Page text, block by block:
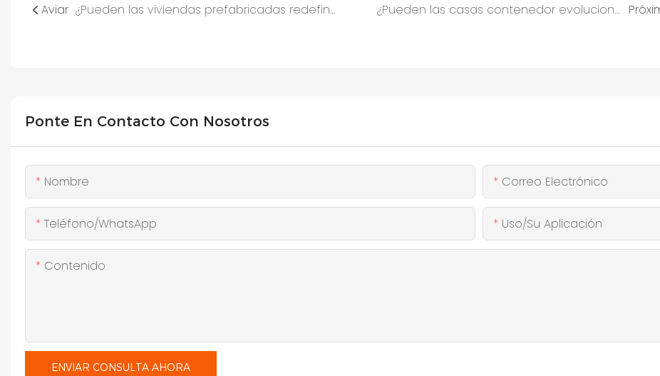
Aviar ¿Pueden las viviendas prefabricadas redefinir el ciclo de vida de los activos de los campamentos de proyectos en el extranjero? ¿Pueden las casas contenedor evolucionar de campamentos de construcción a soluciones urbanas inteligentes?
Ponte En Contacto Con Nosotros
Nombre Correo Electrónico
Teléfono/WhatsApp Uso/Su Aplicación
Contenido
ENVIAR CONSULTA AHORA